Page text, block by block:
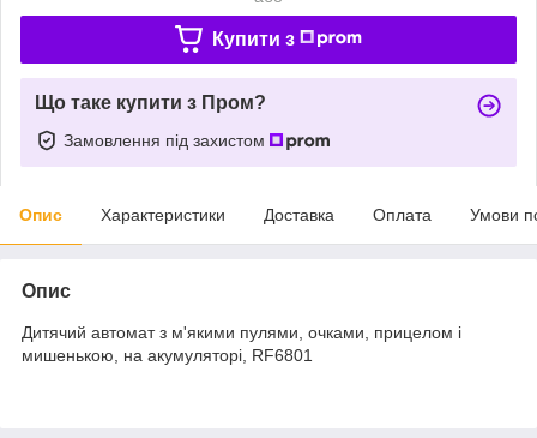
Купити з
Що таке купити з Пром?
Замовлення під захистом
Опис Характеристики Доставка Оплата Умови
Опис
Дитячий автомат з м'якими пулями, очками, прицелом і
мишенькою, на акумуляторі, RF6801